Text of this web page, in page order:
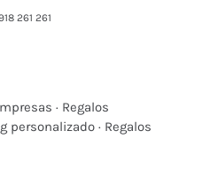
261 261
· Regalos
personalizado · Regalos